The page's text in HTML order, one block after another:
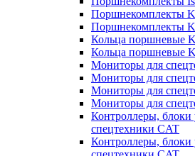
Поршнекомплекты
Поршнекомплекты
Кольца поршневые
Кольца поршневые
Мониторы для
Мониторы для
Мониторы для
Мониторы для
Контроллеры, блоки
спецтехники CAT
Контроллеры, блоки